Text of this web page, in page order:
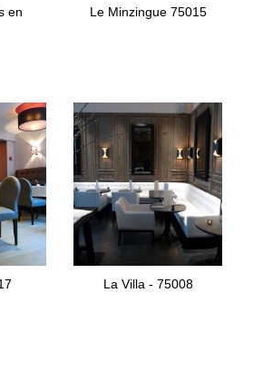
en
Le Minzingue 75015
La Villa - 75008